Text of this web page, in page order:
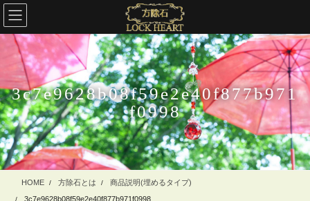
コ
ン
テ
に
移
動
ナ
ビ
ゲ
ョ
ン
に
移
動
3c7e9628b08f59e2e40f877b971
f0998
HOME 方除石とは
商品説明(埋めるタイプ)
3c7e9628b08f59e2e40f877b971f0998